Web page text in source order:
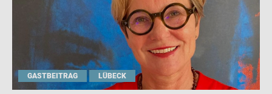
GASTBEITRAG LÜBECK